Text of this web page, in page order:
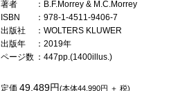
著者
：B.F.Morrey & M.C.Morrey
ISBN
：978-1-4511-9406-7
出版社
：WOLTERS KLUWER
出版年
：2019年
ページ数 ：447pp.(1400illus.)
定価49,489円(本体44,990円 ＋ 税)